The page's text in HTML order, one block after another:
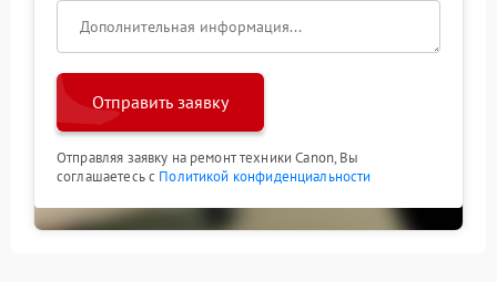
Отправить заявку
Отправляя заявку на ремонт техники Canon, Вы
соглашаетесь с Политикой конфиденциальности